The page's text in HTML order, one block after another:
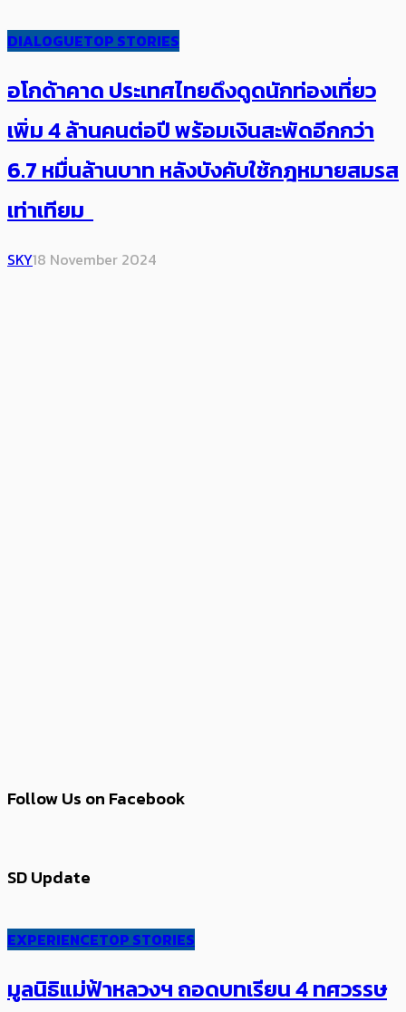
DIALOGUETOP STORIES
อโกด้าคาด ประเทศไทยดึงดูดนักท่องเที่ยว
เพิ่ม​ 4 ล้านคนต่อปี พร้อมเงินสะพัดอีกกว่า
6.7 หมื่นล้านบาท หลังบังคับใช้กฎหมายสมรส
เท่าเทียม
SKY18 November 2024
Follow Us on Facebook
SD Update
EXPERIENCETOP STORIES
มูลนิธิแม่ฟ้าหลวงฯ ถอดบทเรียน 4 ทศวรรษ